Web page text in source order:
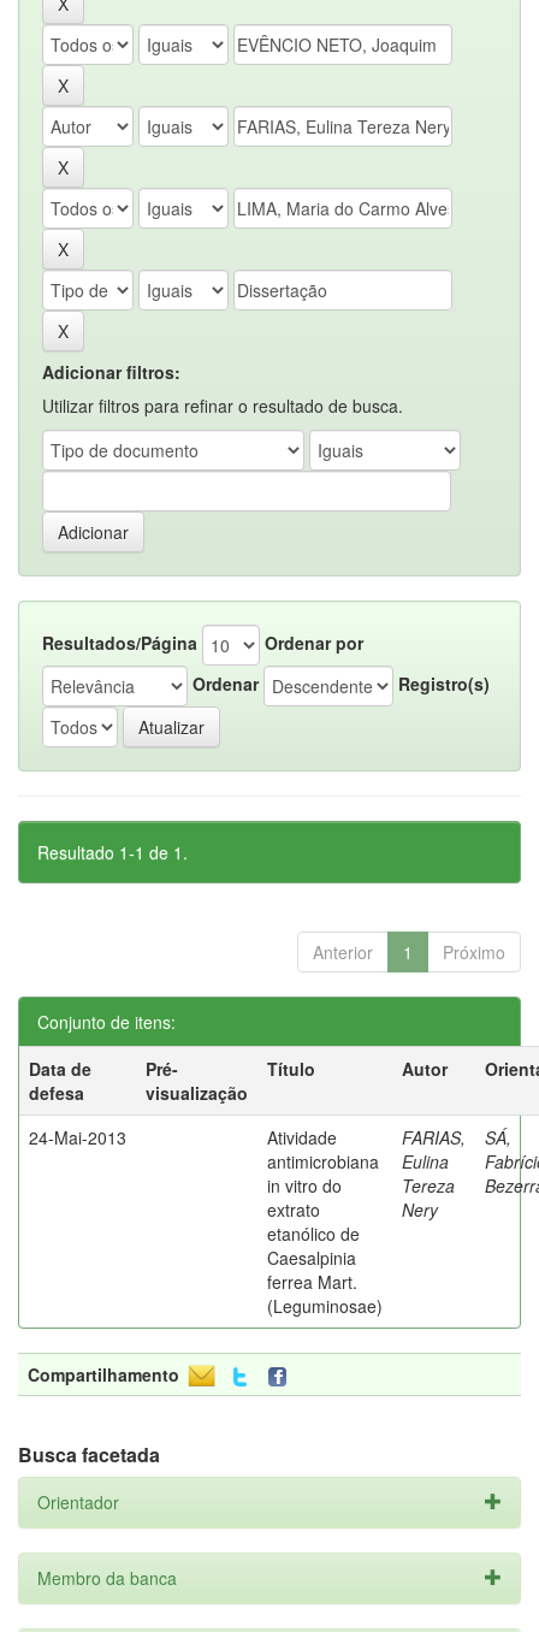
Adicionar filtros:
Utilizar filtros para refinar o resultado de busca.
Resultados/Página
Ordenar por
Ordenar
Registro(s)
Resultado 1-1 de 1.
Anterior 1 Próximo
Conjunto de itens:
Data de
defesa
Pré-
visualização
Título Autor
24-Mai-2013
Atividade
antimicrobiana
in vitro do
extrato
etanólico de
Caesalpinia
ferrea Mart.
(Leguminosae)
FARIAS,
Eulina
Tereza
Nery
SÁ,
Compartilhamento
Busca facetada
Orientador
Membro da banca